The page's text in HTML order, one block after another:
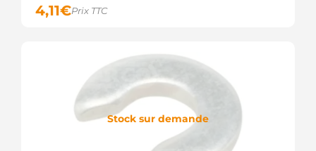
4,11€Prix TTC
Stock sur demande